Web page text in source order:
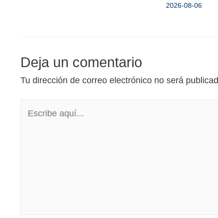
2026-08-06
Deja un comentario
Tu dirección de correo electrónico no será